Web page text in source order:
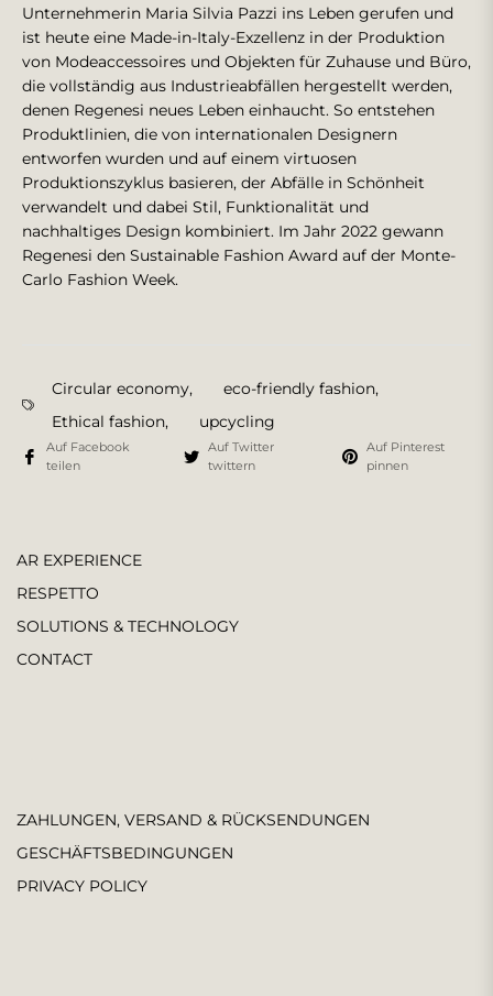
Unternehmerin Maria Silvia Pazzi ins Leben gerufen und
ist heute eine Made-in-Italy-Exzellenz in der Produktion
von Modeaccessoires und Objekten für Zuhause und Büro,
die vollständig aus Industrieabfällen hergestellt werden,
denen Regenesi neues Leben einhaucht. So entstehen
Produktlinien, die von internationalen Designern
entworfen wurden und auf einem virtuosen
Produktionszyklus basieren, der Abfälle in Schönheit
verwandelt und dabei Stil, Funktionalität und
nachhaltiges Design kombiniert. Im Jahr 2022 gewann
Regenesi den Sustainable Fashion Award auf der Monte-
Carlo Fashion Week.
Circular economy, eco-friendly fashion,
Ethical fashion, upcycling
Auf Facebook
teilen
Auf Twitter
twittern
Auf Pinterest
pinnen
AR EXPERIENCE
RESPETTO
SOLUTIONS & TECHNOLOGY
CONTACT
ZAHLUNGEN, VERSAND & RÜCKSENDUNGEN
GESCHÄFTSBEDINGUNGEN
PRIVACY POLICY